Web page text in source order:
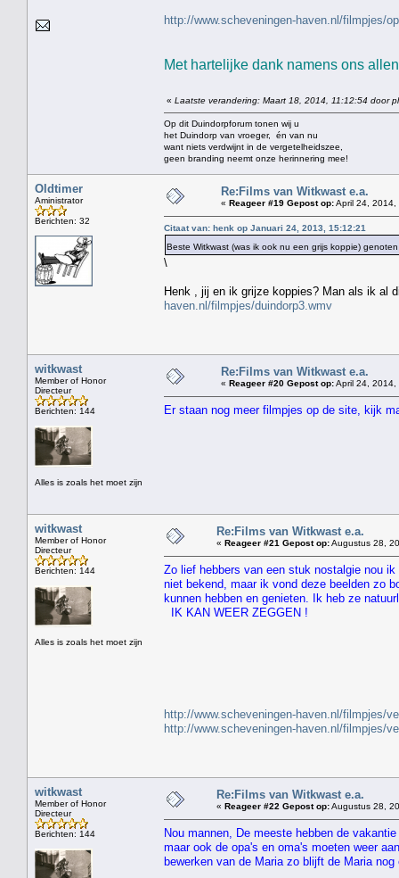
http://www.scheveningen-haven.nl/filmpjes/
Met hartelijke dank namens ons
« Laatste verandering: Maart 18, 2014, 11:12:54 door
Op dit Duindorpforum tonen wij u
het Duindorp van vroeger, én van nu
want niets verdwijnt in de vergetelheidszee,
geen branding neemt onze herinnering mee!
Oldtimer
Aministrator
Berichten: 32
Re:Films van Witkwast e.a.
« Reageer #19 Gepost op:April 24,
Citaat van: henk op Januari 24, 2013, 15:12:21
Beste Witkwast (was ik ook nu een grijs koppie)
\
Henk , jij en ik grijze koppies? Man als ik al
haven.nl/filmpjes/duindorp3.wmv
witkwast
Member of Honor
Directeur
Berichten: 144
Alles is zoals het moet zijn
Re:Films van Witkwast e.a.
« Reageer #20 Gepost op:April 24,
Er staan nog meer filmpjes op de site, kijk
witkwast
Member of Honor
Directeur
Berichten: 144
Alles is zoals het moet zijn
Re:Films van Witkwast e.a.
« Reageer #21 Gepost op:Augustus 28,
Zo lief hebbers van een stuk nostalgie nou
niet bekend, maar ik vond deze beelden zo
kunnen hebben en genieten. Ik heb ze
IK KAN WEER ZEGGEN !
http://www.scheveningen-haven.nl/filmpjes/
http://www.scheveningen-haven.nl/filmpjes/
witkwast
Member of Honor
Directeur
Berichten: 144
Re:Films van Witkwast e.a.
« Reageer #22 Gepost op:Augustus 28,
Nou mannen, De meeste hebben de
maar ook de opa's en oma's moeten weer
bewerken van de Maria zo blijft de Maria